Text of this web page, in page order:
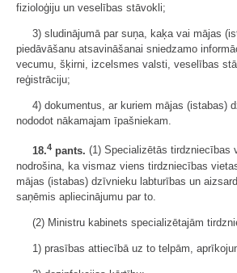
fizioloģiju un veselības stāvokli;
3) sludinājumā par suņa, kaķa vai mājas
piedāvāšanu atsavināšanai sniedzamo
vecumu, šķirni, izcelsmes valsti, veselības
reģistrāciju;
4) dokumentus, ar kuriem mājas (istabas)
nododot nākamajam īpašniekam.
18.4 pants. (1) Specializētās tirdzniecības
nodrošina, ka vismaz viens tirdzniecības
mājas (istabas) dzīvnieku labturības un
saņēmis apliecinājumu par to.
(2) Ministru kabinets specializētajām
1) prasības attiecībā uz to telpām,